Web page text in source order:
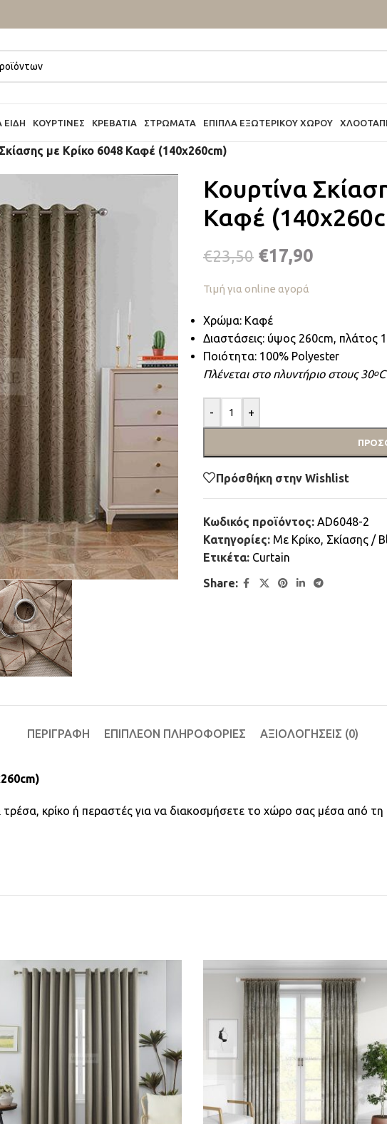
ΕΊΔΗ ΚΟΥΡΤΊΝΕΣ ΚΡΕΒΆΤΙΑ ΣΤΡΏΜΑΤΑ ΈΠΙΠΛΑ ΕΞΩΤΕΡΙΚΟΎ ΧΏΡΟΥ
με Κρίκο 6048 Καφέ (140x260cm)
Κουρτίνα
Καφέ
€23,50 €17,90
Τιμή για online αγορά
Χρώμα: Καφέ
Διαστάσεις: ύψος 260cm, πλάτος
Ποιότητα: 100% Polyester
Πλένεται στο πλυντήριο στους 30ο
- +
Πρόσθήκη στην Wishlist
Κωδικός προϊόντος: AD6048-2
Κατηγορίες: Mε Κρίκο, Σκίασης /
Ετικέτα: Curtain
Share:
ΠΕΡΙΓΡΑΦΉ ΕΠΙΠΛΈΟΝ ΠΛΗΡΟΦΟΡΊΕΣ ΑΞΙΟΛΟΓΉΣΕΙΣ (0)
τρέσα, κρίκο ή περαστές για να διακοσμήσετε το χώρο σας μέσα από